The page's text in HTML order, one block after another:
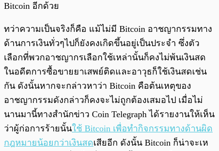
Bitcoin อีกด้วย
ทว่าความเป็นจริงก็คือ แม้ไม่มี Bitcoin อาชญากรรมทาง
ด้านการเงินทั่วๆไปก็ยังคงเกิดขึ้นอยู่เป็นประจำ ซึ่งตัว
เลือกที่พวกอาชญากรเลือกใช้เหล่านั้นก็คงไม่พ้นเงินสด
ในอดีตการซื้อขายยาเสพย์ติดและอาวุธก็ใช้เงินสดเช่น
กัน ดังนั้นหากจะกล่าวหาว่า Bitcoin คือต้นเหตุของ
อาชญากรรมดังกล่าวก็คงจะไม่ถูกต้องเสมอไป เมื่อไม่
นานมานี้ทางสำนักข่าว Coin Telegraph ได้รายงานให้เห็น
ว่าผู้ก่อการร้ายนั้นใช้ Bitcoin เพื่อทำกิจกรรมทางด้านผิด
กฎหมายน้อยกว่าเงินสดเสียอีก ดังนั้น Bitcoin ก็น่าจะเห